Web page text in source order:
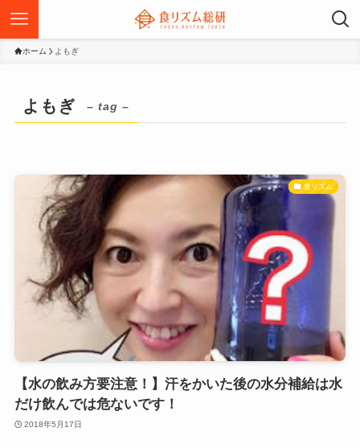
ホーム よもぎ
よもぎ – tag –
食リズム
【水の飲み方要注意！】汗をかいた後の水分補給は水
だけ飲んでは危ないです！
2018年5月17日